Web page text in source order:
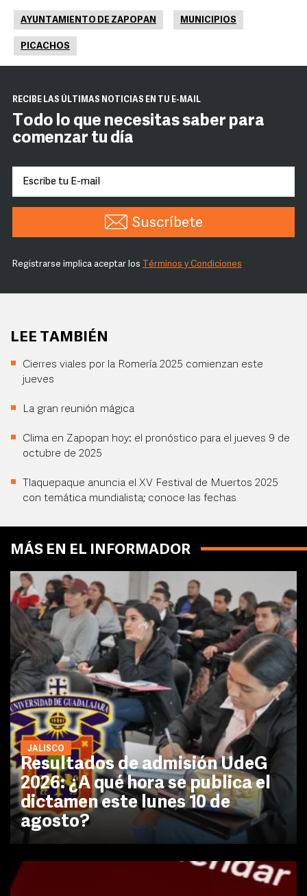
AYUNTAMIENTO DE ZAPOPAN MUNICIPIOS
PICACHOS
RECIBE LAS ÚLTIMAS NOTICIAS EN TU E-MAIL
Todo lo que necesitas saber para
comenzar tu día
Suscríbete
Registrarse implica aceptar los Términos y Condiciones
LEE TAMBIÉN
Cierres viales por la Romería 2025 comienzan este
jueves
La gran reunión mágica
Clima en Zapopan hoy: el pronóstico para el jueves 9 de
octubre de 2025
Tlaquepaque anuncia el XV Festival de Muertos 2025
con temática mundialista; conoce las fechas
MÁS EN EL INFORMADOR
JALISCO
Resultados de admisión UdeG
2026: ¿A qué hora se publica el
dictamen este lunes 10 de
agosto?